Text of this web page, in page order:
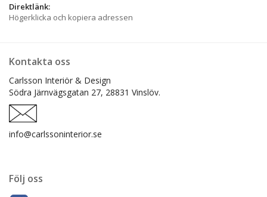
Direktlänk:
Högerklicka och kopiera adressen
Kontakta oss
Carlsson Interiör & Design
Södra Järnvägsgatan 27, 28831 Vinslöv.
info@carlssoninterior.se
Följ oss